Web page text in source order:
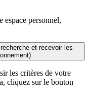
espace personnel,
et recevoir les
les critères de votre
cliquez sur le bouton